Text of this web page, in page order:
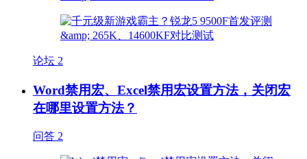
论坛 2
Word禁用宏、Excel禁用宏设置方法，关闭宏
在哪里设置方法？
问答 2